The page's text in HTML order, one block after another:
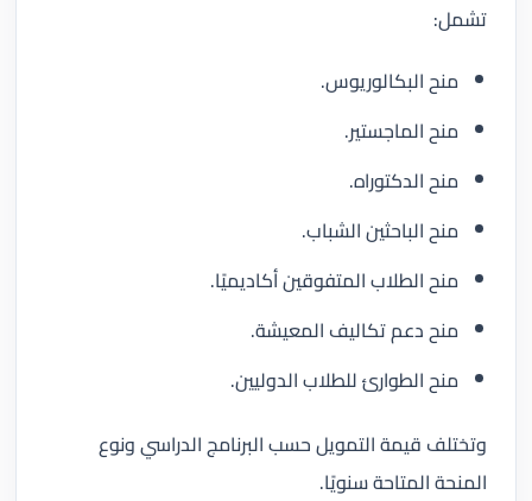
تشمل:
منح البكالوريوس.
منح الماجستير.
منح الدكتوراه.
منح الباحثين الشباب.
منح الطلاب المتفوقين أكاديميًا.
منح دعم تكاليف المعيشة.
منح الطوارئ للطلاب الدوليين.
وتختلف قيمة التمويل حسب البرنامج الدراسي ونوع
المنحة المتاحة سنويًا.